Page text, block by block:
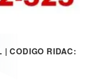
CODIGO RIDAC: